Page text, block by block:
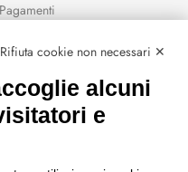
Pagamenti
Rifiuta cookie non necessari ✕
alcuni
e